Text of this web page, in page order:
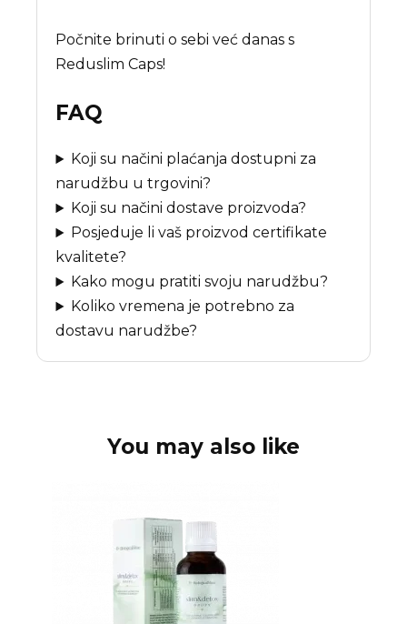
Počnite brinuti o sebi već danas s
Reduslim Caps!
FAQ
Koji su načini plaćanja dostupni za
narudžbu u trgovini?
Koji su načini dostave proizvoda?
Posjeduje li vaš proizvod certifikate
kvalitete?
Kako mogu pratiti svoju narudžbu?
Koliko vremena je potrebno za
dostavu narudžbe?
You may also like